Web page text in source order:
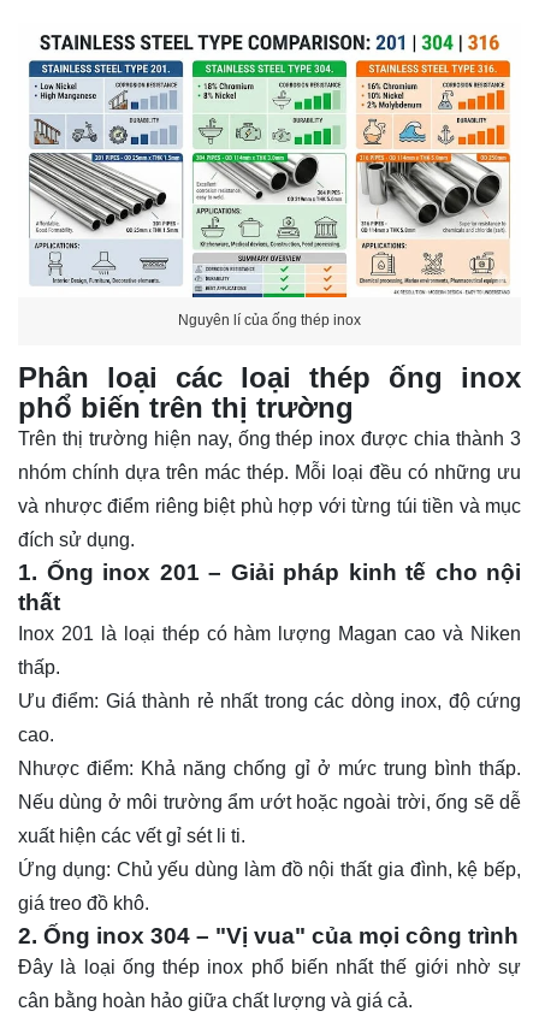
Nguyên lí của ống thép inox
Phân loại các loại thép ống inox
phổ biến trên thị trường
Trên thị trường hiện nay, ống thép inox được chia thành 3
nhóm chính dựa trên mác thép. Mỗi loại đều có những ưu
và nhược điểm riêng biệt phù hợp với từng túi tiền và mục
đích sử dụng.
1. Ống inox 201 – Giải pháp kinh tế cho nội
thất
Inox 201 là loại thép có hàm lượng Magan cao và Niken
thấp.
Ưu điểm: Giá thành rẻ nhất trong các dòng inox, độ cứng
cao.
Nhược điểm: Khả năng chống gỉ ở mức trung bình thấp.
Nếu dùng ở môi trường ẩm ướt hoặc ngoài trời, ống sẽ dễ
xuất hiện các vết gỉ sét li ti.
Ứng dụng: Chủ yếu dùng làm đồ nội thất gia đình, kệ bếp,
giá treo đồ khô.
2. Ống inox 304 – "Vị vua" của mọi công trình
Đây là loại ống thép inox phổ biến nhất thế giới nhờ sự
cân bằng hoàn hảo giữa chất lượng và giá cả.